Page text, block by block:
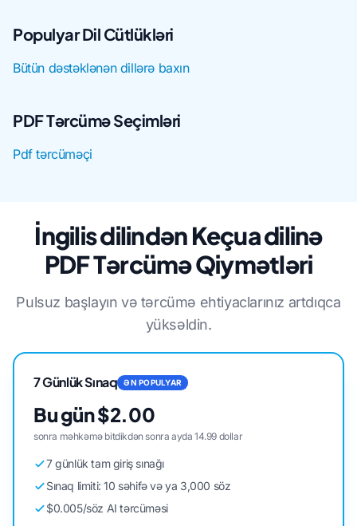
Populyar Dil Cütlükləri
Bütün dəstəklənən dillərə baxın
PDF Tərcümə Seçimləri
Pdf tərcüməçi
İngilis dilindən Keçua dilinə
PDF Tərcümə Qiymətləri
Pulsuz başlayın və tərcümə ehtiyaclarınız artdıqca
yüksəldin.
7 Günlük Sınaq ƏN POPULYAR
Bu gün $2.00
sonra məhkəmə bitdikdən sonra ayda 14.99 dollar
7 günlük tam giriş sınağı
Sınaq limiti: 10 səhifə və ya 3,000 söz
$0.005/söz AI tərcüməsi